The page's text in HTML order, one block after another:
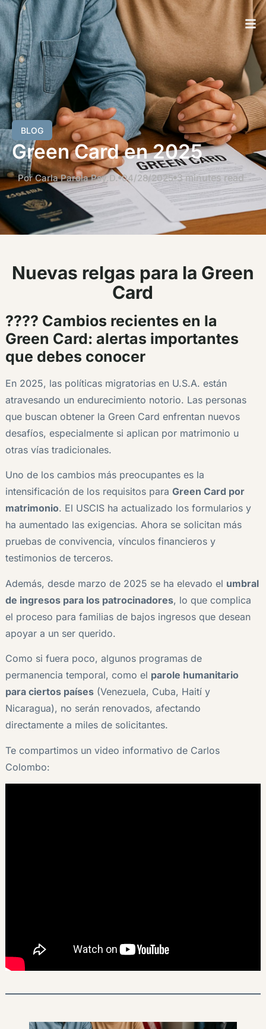
BLOG
Green Card en 2025
Por Carla Parola Psy.D. 04/28/2025 3 minutes read
Nuevas relgas para la Green
Card
???? Cambios recientes en la
Green Card: alertas importantes
que debes conocer
En 2025, las políticas migratorias en U.S.A. están
atravesando un endurecimiento notorio. Las personas
que buscan obtener la Green Card enfrentan nuevos
desafíos, especialmente si aplican por matrimonio u
otras vías tradicionales.
Uno de los cambios más preocupantes es la
intensificación de los requisitos para Green Card por
matrimonio. El USCIS ha actualizado los formularios y
ha aumentado las exigencias. Ahora se solicitan más
pruebas de convivencia, vínculos financieros y
testimonios de terceros.
Además, desde marzo de 2025 se ha elevado el umbral
de ingresos para los patrocinadores, lo que complica
el proceso para familias de bajos ingresos que desean
apoyar a un ser querido.
Como si fuera poco, algunos programas de
permanencia temporal, como el parole humanitario
para ciertos países(Venezuela, Cuba, Haití y
Nicaragua), no serán renovados, afectando
directamente a miles de solicitantes.
Te compartimos un video informativo de Carlos
Colombo: